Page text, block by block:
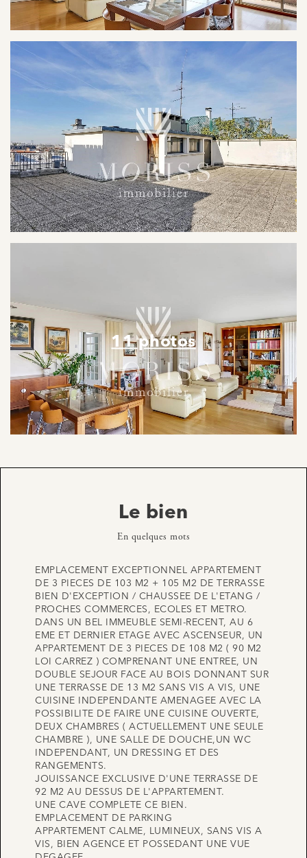
11 photos
Le bien
En quelques mots
EMPLACEMENT EXCEPTIONNEL APPARTEMENT
DE 3 PIECES DE 103 M2 + 105 M2 DE TERRASSE
BIEN D'EXCEPTION / CHAUSSEE DE L'ETANG /
PROCHES COMMERCES, ECOLES ET METRO.
DANS UN BEL IMMEUBLE SEMI-RECENT, AU 6
EME ET DERNIER ETAGE AVEC ASCENSEUR, UN
APPARTEMENT DE 3 PIECES DE 108 M2 ( 90 M2
LOI CARREZ ) COMPRENANT UNE ENTREE, UN
DOUBLE SEJOUR FACE AU BOIS DONNANT SUR
UNE TERRASSE DE 13 M2 SANS VIS A VIS, UNE
CUISINE INDEPENDANTE AMENAGEE AVEC LA
POSSIBILITE DE FAIRE UNE CUISINE OUVERTE,
DEUX CHAMBRES ( ACTUELLEMENT UNE SEULE
CHAMBRE ), UNE SALLE DE DOUCHE,UN WC
INDEPENDANT, UN DRESSING ET DES
RANGEMENTS.
JOUISSANCE EXCLUSIVE D'UNE TERRASSE DE
92 M2 AU DESSUS DE L'APPARTEMENT.
UNE CAVE COMPLETE CE BIEN.
EMPLACEMENT DE PARKING
APPARTEMENT CALME, LUMINEUX, SANS VIS A
VIS, BIEN AGENCE ET POSSEDANT UNE VUE